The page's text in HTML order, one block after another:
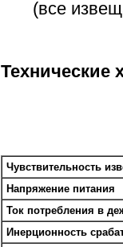
(все
Технические
Чувствительность
Напряжение питания
Ток потребления в
Инерционность